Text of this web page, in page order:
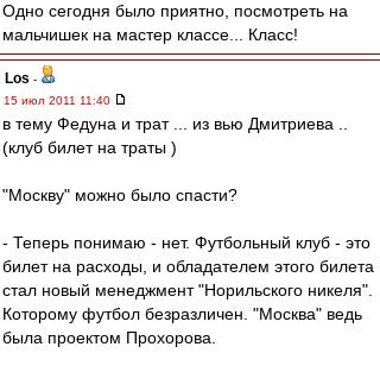
Одно сегодня было приятно, посмотреть на
мальчишек на мастер классе... Класс!
Los -
15 июл 2011 11:40
в тему Федуна и трат ... из вью Дмитриева ..
(клуб билет на траты )
"Москву" можно было спасти?
- Теперь понимаю - нет. Футбольный клуб - это
билет на расходы, и обладателем этого билета
стал новый менеджмент "Норильского никеля".
Которому футбол безразличен. "Москва" ведь
была проектом Прохорова.